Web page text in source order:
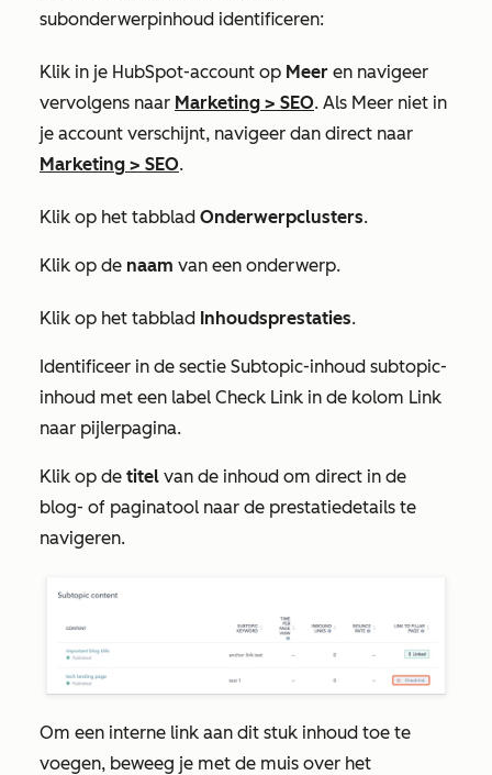
subonderwerpinhoud identificeren:
Klik in je HubSpot-account op Meer en navigeer
vervolgens naar Marketing > SEO. Als Meer niet in
je account verschijnt, navigeer dan direct naar
Marketing > SEO.
Klik op het tabblad Onderwerpclusters.
Klik op de naam van een onderwerp.
Klik op het tabblad Inhoudsprestaties.
Identificeer in de sectie Subtopic-inhoud subtopic-
inhoud met een label Check Link in de kolom Link
naar pijlerpagina.
Klik op de titel van de inhoud om direct in de
blog- of paginatool naar de prestatiedetails te
navigeren.
Om een interne link aan dit stuk inhoud toe te
voegen, beweeg je met de muis over het